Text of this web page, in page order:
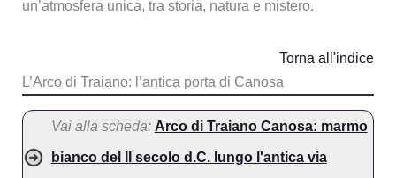
un’atmosfera unica, tra storia, natura e mistero.
L’Arco di Traiano: l’antica porta di Canosa
Torna all'indice
Vai alla scheda: Arco di Traiano Canosa: marmo
bianco del II secolo d.C. lungo l'antica via